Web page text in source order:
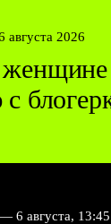
августа 2026
— 6 августа, 13:45